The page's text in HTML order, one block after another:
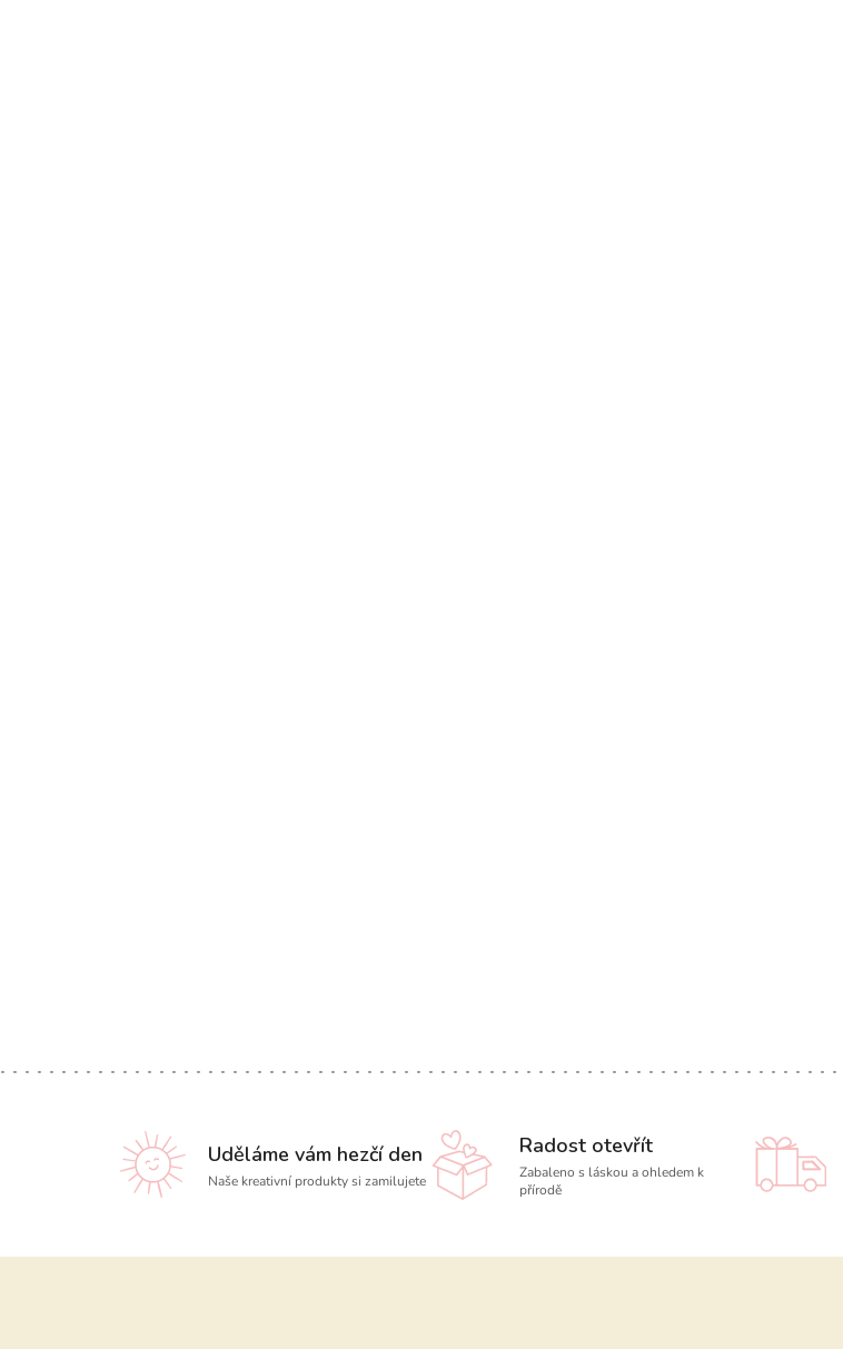
Uděláme vám hezčí den
Naše kreativní produkty si zamilujete
Radost otevřít
Zabaleno s láskou a ohledem k
přírodě